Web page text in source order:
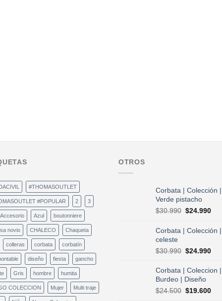
#THOMASOUTLET
#POPULAR 2 3
Accesorio Azul boutonniere
novio CHALECO Chaqueta
colleras corbata corbatín
diseño fiesta gancho
Gris hombre humita
COLECCION Mujer Multi traje
OTROS
Corbata | Colección |
Verde pistacho
$30.990 El
original
$24.990El
es:
Corbata | Colección
celeste
$30.990 El
original
era:
$30.990.
$24.990El
es:
Corbata | Coleccion |
Burdeo | Diseño
$24.500 El
$19.600El